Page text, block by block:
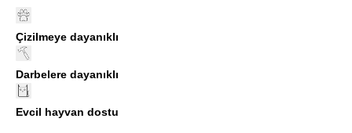
Çizilmeye dayanıklı
Darbelere dayanıklı
Evcil hayvan dostu